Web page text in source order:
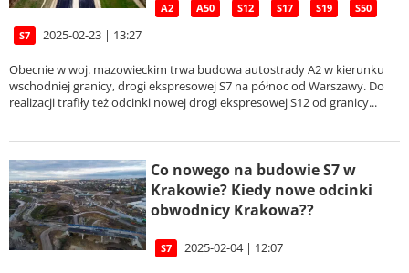
A2 A50 S12 S17 S19 S50
S7 2025-02-23 | 13:27
Obecnie w woj. mazowieckim trwa budowa autostrady A2 w kierunku
wschodniej granicy, drogi ekspresowej S7 na północ od Warszawy. Do
realizacji trafiły też odcinki nowej drogi ekspresowej S12 od granicy...
Co nowego na budowie S7 w
Krakowie? Kiedy nowe odcinki
obwodnicy Krakowa??
S7 2025-02-04 | 12:07